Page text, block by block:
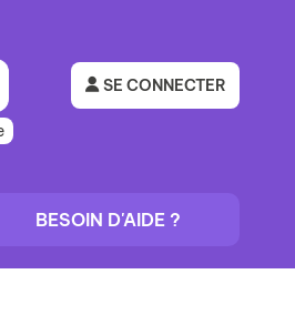
SE CONNECTER
BESOIN D'AIDE ?